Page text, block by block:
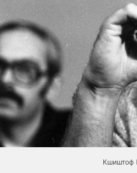
Кшиштоф